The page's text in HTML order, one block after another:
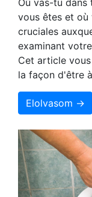
vous êtes et où
cruciales
examinant
Cet article
la façon d'être
Elolvasom →